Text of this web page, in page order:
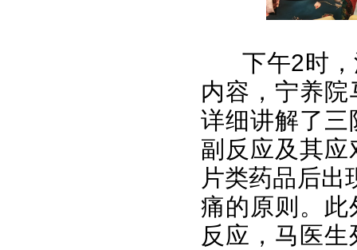
下午2时
内容，宁养
详细讲解了
副反应及其
片类药品后出
痛的原则。
反应，马医